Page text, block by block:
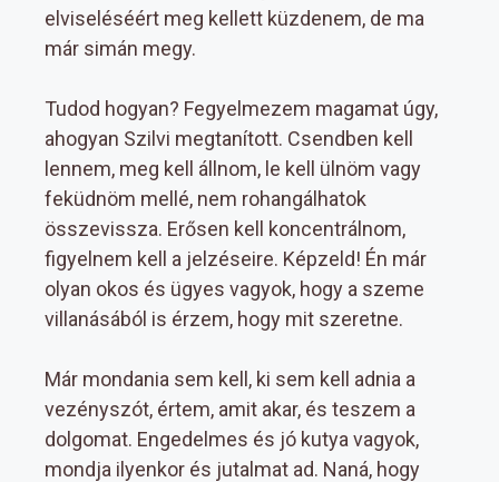
elviseléséért meg kellett küzdenem, de ma
már simán megy.
Tudod hogyan? Fegyelmezem magamat úgy,
ahogyan Szilvi megtanított. Csendben kell
lennem, meg kell állnom, le kell ülnöm vagy
feküdnöm mellé, nem rohangálhatok
összevissza. Erősen kell koncentrálnom,
figyelnem kell a jelzéseire. Képzeld! Én már
olyan okos és ügyes vagyok, hogy a szeme
villanásából is érzem, hogy mit szeretne.
Már mondania sem kell, ki sem kell adnia a
vezényszót, értem, amit akar, és teszem a
dolgomat. Engedelmes és jó kutya vagyok,
mondja ilyenkor és jutalmat ad. Naná, hogy